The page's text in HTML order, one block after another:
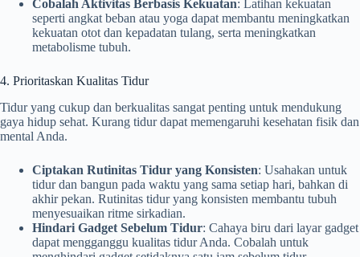
Cobalah Aktivitas Berbasis Kekuatan: Latihan kekuatan
seperti angkat beban atau yoga dapat membantu meningkatkan
kekuatan otot dan kepadatan tulang, serta meningkatkan
metabolisme tubuh.
4. Prioritaskan Kualitas Tidur
Tidur yang cukup dan berkualitas sangat penting untuk mendukung
gaya hidup sehat. Kurang tidur dapat memengaruhi kesehatan fisik dan
mental Anda.
Ciptakan Rutinitas Tidur yang Konsisten: Usahakan untuk
tidur dan bangun pada waktu yang sama setiap hari, bahkan di
akhir pekan. Rutinitas tidur yang konsisten membantu tubuh
menyesuaikan ritme sirkadian.
Hindari Gadget Sebelum Tidur: Cahaya biru dari layar gadget
dapat mengganggu kualitas tidur Anda. Cobalah untuk